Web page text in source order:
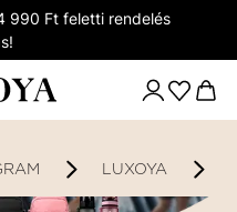
990 Ft feletti rendelés
LUXOYA